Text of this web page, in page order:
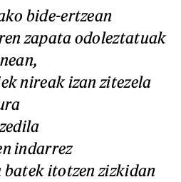
bide-ertzean
zapata odoleztatuak
nireak izan zitezela
indarrez
batek itotzenzizkidan